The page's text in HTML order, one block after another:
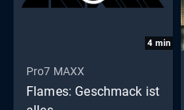
4 min
Pro7 MAXX
Flames: Geschmack ist